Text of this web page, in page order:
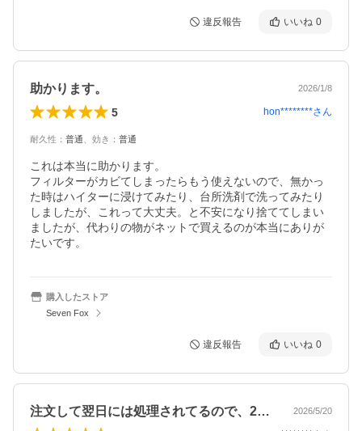
違反報告 いいね 0
助かります。 2026/1/8
5 hon********さん
耐久性 ： 普通 効き ： 普通
これは本当に助かります。
フィルターがカビてしまったらもう使えないので、無かっ
た時はハイターに浸けてみたり、台所洗剤で洗ってみたり
しましたが、これって大丈夫。と不安になり捨ててしまい
ましたが、代わりの物がネットで買えるのが本当にありが
たいです。
購入したストア
Seven Fox
違反報告 いいね 0
注文して翌日には処理されてるので、2、… 2026/5/20